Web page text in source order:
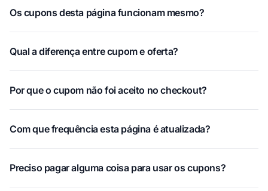
Os cupons desta página funcionam mesmo?
Qual a diferença entre cupom e oferta?
Por que o cupom não foi aceito no checkout?
Com que frequência esta página é atualizada?
Preciso pagar alguma coisa para usar os cupons?